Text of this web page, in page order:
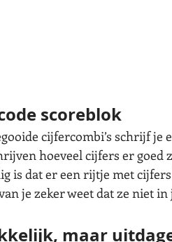
scoreblok
cijfercombi’s schrijf je
hoeveel cijfers er goed
is dat er een rijtje met
je zeker weet dat ze niet in
maar